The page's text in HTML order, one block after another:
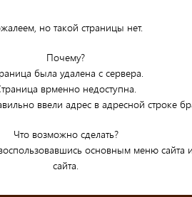
но такой страницы нет.
Почему?
была удалена с сервера.
врменно недоступна.
ввели адрес в адресной строке
Что возможно сделать?
основным меню сайта
сайта.